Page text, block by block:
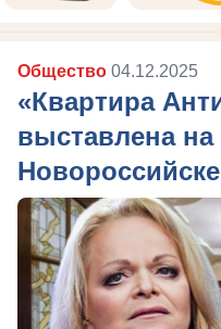
Общество 04.12.2025
«Квартира
выставлена
Новороссийске